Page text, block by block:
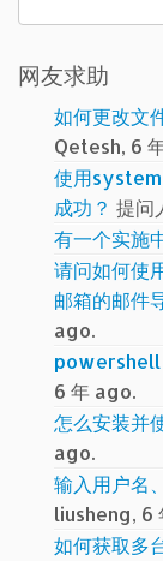
索：
网友求助
如何更改文
Qetesh, 6
使用
成功？ 提问
有一个实施
请问如何使
邮箱的邮件
ago.
powershell
6 年 ago.
怎么安装并
ago.
输入用户名
liusheng, 6
如何获取多